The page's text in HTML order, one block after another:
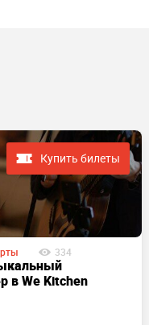
Купить билеты
334
в We Kitchen